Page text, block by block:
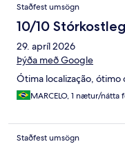
Staðfest umsögn
10/10
29. apríl 2026
Þýða með Google
Ótima localização, ótimo
MARCELO, 1 nætur/nátta
Staðfest umsögn